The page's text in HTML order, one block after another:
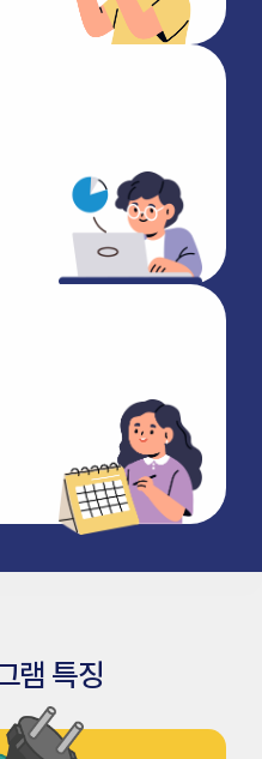
램 특징